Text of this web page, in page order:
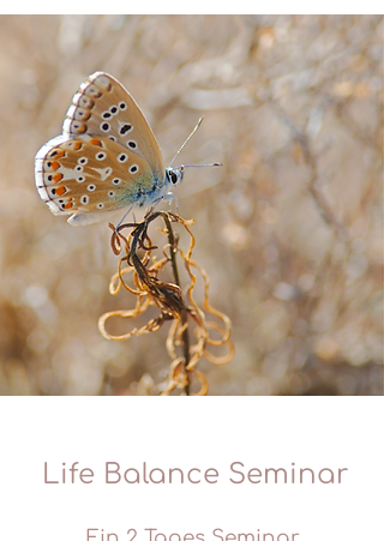
Life Balance Seminar